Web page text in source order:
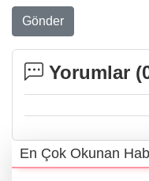
Gönder
Yorumlar (
En Çok Okunan